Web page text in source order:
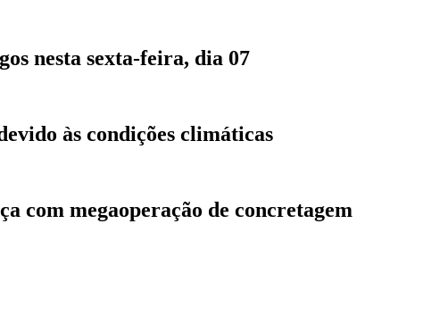
nesta sexta-feira, dia 07
às condições climáticas
com megaoperação de concretagem